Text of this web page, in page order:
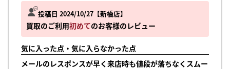
投稿日 2024/10/27 新橋店
買取のご利用初めてのお客様のレビュー
気に入った点・気に入らなかった点
メールのレスポンスが早く来店時も値段が落ちなくスムー